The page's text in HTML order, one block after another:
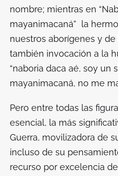
nombre; mientras en
mayanimacaná” la
nuestros aborígenes y
también invocación a la
“naboria daca aé, soy un
mayanimacaná, no me
Pero entre todas las
esencial, la más
Guerra, movilizadora de
incluso de su
recurso por excelencia